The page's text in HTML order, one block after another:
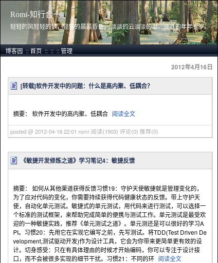
Romi-知行合一
轻轻的风轻轻的梦，轻轻的晨晨昏昏， 淡淡的云淡淡的泪，淡淡的年年岁岁。
博客园::首页::::::管理
2012年4月16日
[转载]软件开发中的问题：什么是高内聚、低耦合？
摘要： 软件开发中的高内聚、低耦合 阅读全文
posted @ 2012-04-16 22:01 romi 阅读(1903) 评论(0) 推荐(0)
《敏捷开发修炼之道》学习笔记4：敏捷反馈
摘要： 如何从其他渠道获得反馈习惯19：守护天使敏捷就是管理变化的，
为了应对代码的变化，你需要持续获得代码健康状态的反馈。带上守护天
使，自动化单元测试。敏捷式的单元测试，用代码来进行测试，可以选择一
个标准的测试框架，来帮助完成简单的便携与测试工作。单元测试是最受欢
迎的一种敏捷实践，推荐《单元测试之道》。单元测还是可以很好的学习A
PI。习惯20：先用它在实现它编写之前，先写测试。将TDD(Test Driven De
velopment,测试驱动开发)作为设计工具，它会为你带来更简单更有效的设
计。切身感受：只在有具体理由的时候才开始编码，你可以专注于设计接
口，而不会被很多实现的细节干扰。习惯21：不同的环 阅读全文